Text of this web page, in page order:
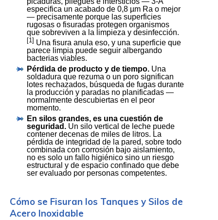
especifica un acabado de 0,8 µm Ra o mejor
— precisamente porque las superficies
rugosas o fisuradas protegen organismos
que sobreviven a la limpieza y desinfección.
[1] Una fisura anula eso, y una superficie que
parece limpia puede seguir albergando
bacterias viables.
Pérdida de producto y de tiempo. Una
soldadura que rezuma o un poro significan
lotes rechazados, búsqueda de fugas durante
la producción y paradas no planificadas —
normalmente descubiertas en el peor
momento.
En silos grandes, es una cuestión de
seguridad. Un silo vertical de leche puede
contener decenas de miles de litros. La
pérdida de integridad de la pared, sobre todo
combinada con corrosión bajo aislamiento,
no es solo un fallo higiénico sino un riesgo
estructural y de espacio confinado que debe
ser evaluado por personas competentes.
Cómo se Fisuran los Tanques y Silos de
Acero Inoxidable